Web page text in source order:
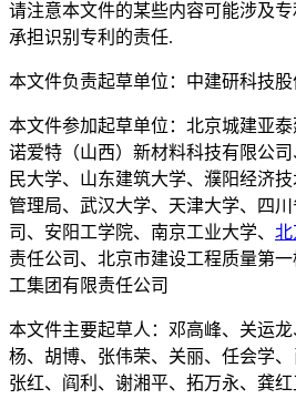
请注意本文件的某些内容可能涉及
承担识别专利的责任.
本文件负责起草单位：中建研科技股
本文件参加起草单位：北京城建亚
诺爱特（山西）新材料科技有限公
民大学、山东建筑大学、濮阳经济
管理局、武汉大学、天津大学、四
司、安阳工学院、南京工业大学、 北
责任公司、北京市建设工程质量第
工集团有限责任公司
本文件主要起草人：邓高峰、关运
杨、胡博、张伟荣、关丽、任会学、
张红、阎利、谢湘平、拓万永、龚